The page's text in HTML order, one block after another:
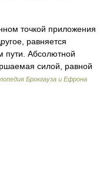
точкой приложения
равняется
пути. Абсолютной
силой, равной
Брокгауза и Ефрона